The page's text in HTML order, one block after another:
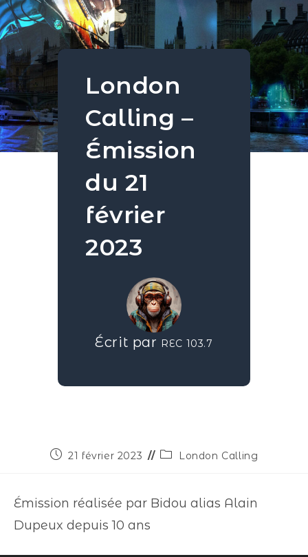
London
Calling –
Émission
du 21
février
2023
Écrit par REC 103.7
21 février 2023 London Calling
Émission réalisée par Bidou alias Alain
Dupeux depuis 10 ans